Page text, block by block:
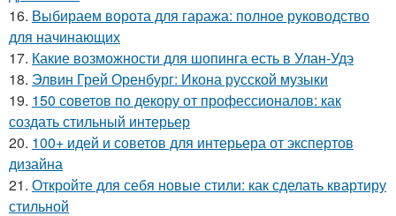
16. Выбираем ворота для гаража: полное руководство
для начинающих
17. Какие возможности для шопинга есть в Улан-Удэ
18. Элвин Грей Оренбург: Икона русской музыки
19. 150 советов по декору от профессионалов: как
создать стильный интерьер
20. 100+ идей и советов для интерьера от экспертов
дизайна
21. Откройте для себя новые стили: как сделать квартиру
стильной